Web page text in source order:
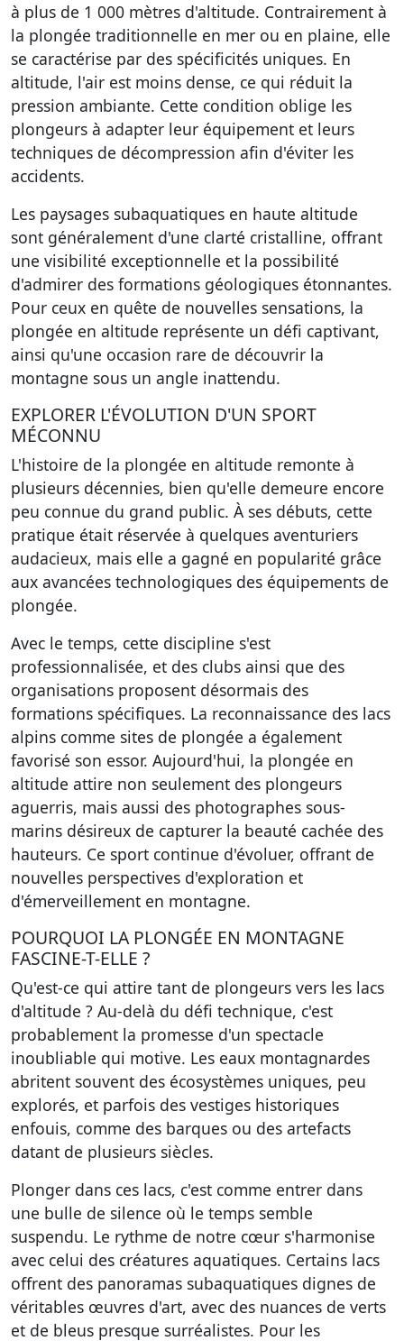
à plus de 1 000 mètres d'altitude. Contrairement à
la plongée traditionnelle en mer ou en plaine, elle
se caractérise par des spécificités uniques. En
altitude, l'air est moins dense, ce qui réduit la
pression ambiante. Cette condition oblige les
plongeurs à adapter leur équipement et leurs
techniques de décompression afin d'éviter les
accidents.
Les paysages subaquatiques en haute altitude
sont généralement d'une clarté cristalline, offrant
une visibilité exceptionnelle et la possibilité
d'admirer des formations géologiques étonnantes.
Pour ceux en quête de nouvelles sensations, la
plongée en altitude représente un défi captivant,
ainsi qu'une occasion rare de découvrir la
montagne sous un angle inattendu.
EXPLORER L'ÉVOLUTION D'UN SPORT
MÉCONNU
L'histoire de la plongée en altitude remonte à
plusieurs décennies, bien qu'elle demeure encore
peu connue du grand public. À ses débuts, cette
pratique était réservée à quelques aventuriers
audacieux, mais elle a gagné en popularité grâce
aux avancées technologiques des équipements de
plongée.
Avec le temps, cette discipline s'est
professionnalisée, et des clubs ainsi que des
organisations proposent désormais des
formations spécifiques. La reconnaissance des lacs
alpins comme sites de plongée a également
favorisé son essor. Aujourd'hui, la plongée en
altitude attire non seulement des plongeurs
aguerris, mais aussi des photographes sous-
marins désireux de capturer la beauté cachée des
hauteurs. Ce sport continue d'évoluer, offrant de
nouvelles perspectives d'exploration et
d'émerveillement en montagne.
POURQUOI LA PLONGÉE EN MONTAGNE
FASCINE-T-ELLE ?
Qu'est-ce qui attire tant de plongeurs vers les lacs
d'altitude ? Au-delà du défi technique, c'est
probablement la promesse d'un spectacle
inoubliable qui motive. Les eaux montagnardes
abritent souvent des écosystèmes uniques, peu
explorés, et parfois des vestiges historiques
enfouis, comme des barques ou des artefacts
datant de plusieurs siècles.
Plonger dans ces lacs, c'est comme entrer dans
une bulle de silence où le temps semble
suspendu. Le rythme de notre cœur s'harmonise
avec celui des créatures aquatiques. Certains lacs
offrent des panoramas subaquatiques dignes de
véritables œuvres d'art, avec des nuances de verts
et de bleus presque surréalistes. Pour les